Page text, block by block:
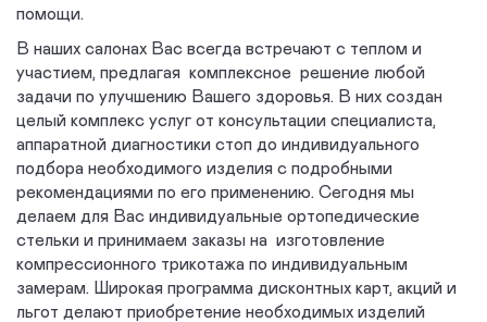
помощи.
В наших салонах Вас всегда встречают с теплом и
участием, предлагая комплексное решение любой
задачи по улучшению Вашего здоровья. В них создан
целый комплекс услуг от консультации специалиста,
аппаратной диагностики стоп до индивидуального
подбора необходимого изделия с подробными
рекомендациями по его применению. Сегодня мы
делаем для Вас индивидуальные ортопедические
стельки и принимаем заказы на изготовление
компрессионного трикотажа по индивидуальным
замерам. Широкая программа дисконтных карт, акций и
льгот делают приобретение необходимых изделий